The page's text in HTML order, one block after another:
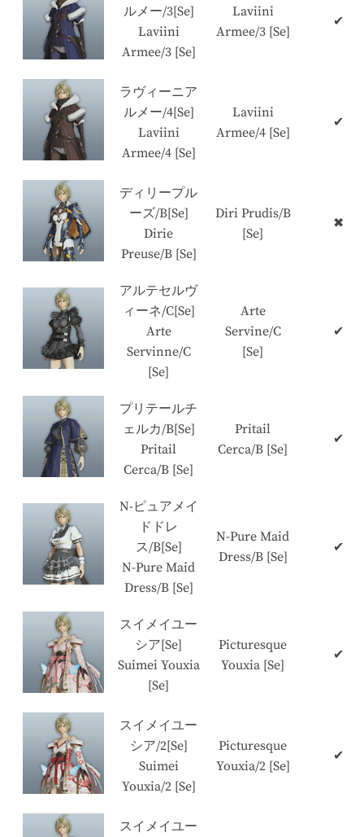
ルメー/3[Se]
Laviini
Armee/3 [Se]
Laviini
Armee/3 [Se]
✔
ラヴィーニア
ルメー/4[Se]
Laviini
Armee/4 [Se]
Laviini
Armee/4 [Se]
✔
ディリープル
ーズ/B[Se]
Dirie
Preuse/B [Se]
Diri Prudis/B
[Se]
✖
アルテセルヴ
ィーネ/C[Se]
Arte
Servinne/C
[Se]
Arte
Servine/C
[Se]
✔
プリテールチ
ェルカ/B[Se]
Pritail
Cerca/B [Se]
Pritail
Cerca/B [Se]
✔
N-ピュアメイ
ドドレ
ス/B[Se]
N-Pure Maid
Dress/B [Se]
N-Pure Maid
Dress/B [Se]
✔
スイメイユー
シア[Se]
Suimei Youxia
[Se]
Picturesque
Youxia [Se]
✔
スイメイユー
シア/2[Se]
Suimei
Youxia/2 [Se]
Picturesque
Youxia/2 [Se]
✔
スイメイユー